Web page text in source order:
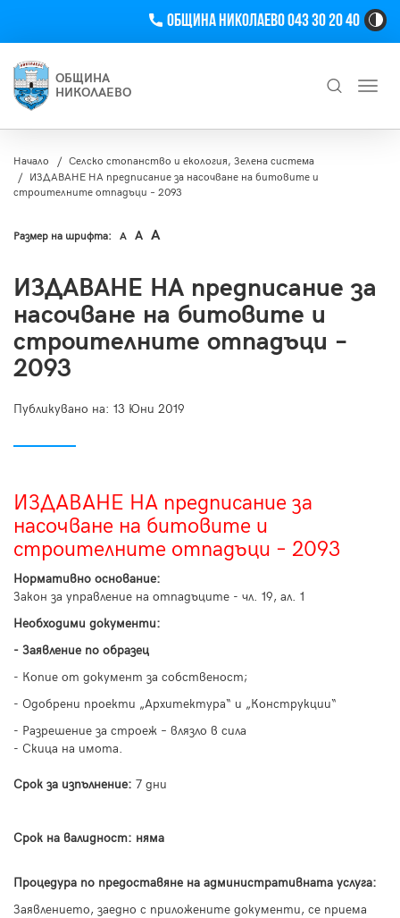
Телефон
Община Николаево 043 30 20 40
ОБЩИНА
НИКОЛАЕВО
Начало
Селско стопанство и екология, Зелена система
ИЗДАВАНЕ НА предписание за насочване на битовите и
строителните отпадъци – 2093
Размер на шрифта: A A A
ИЗДАВАНЕ НА предписание за
насочване на битовите и
строителните отпадъци –
2093
Публикувано на: 13 Юни 2019
ИЗДАВАНЕ НА предписание за
насочване на битовите и
строителните отпадъци – 2093
Нормативно основание:
Закон за управление на отпадъците - чл. 19, ал. 1
Необходими документи:
- Заявление по образец
- Копие от документ за собственост;
- Одобрени проекти „Архитектура“ и „Конструкции“
- Разрешение за строеж – влязло в сила
- Скица на имота.
Срок за изпълнение: 7 дни
Срок на валидност: няма
Процедура по предоставяне на административната услуга:
Заявлението, заедно с приложените документи, се приема